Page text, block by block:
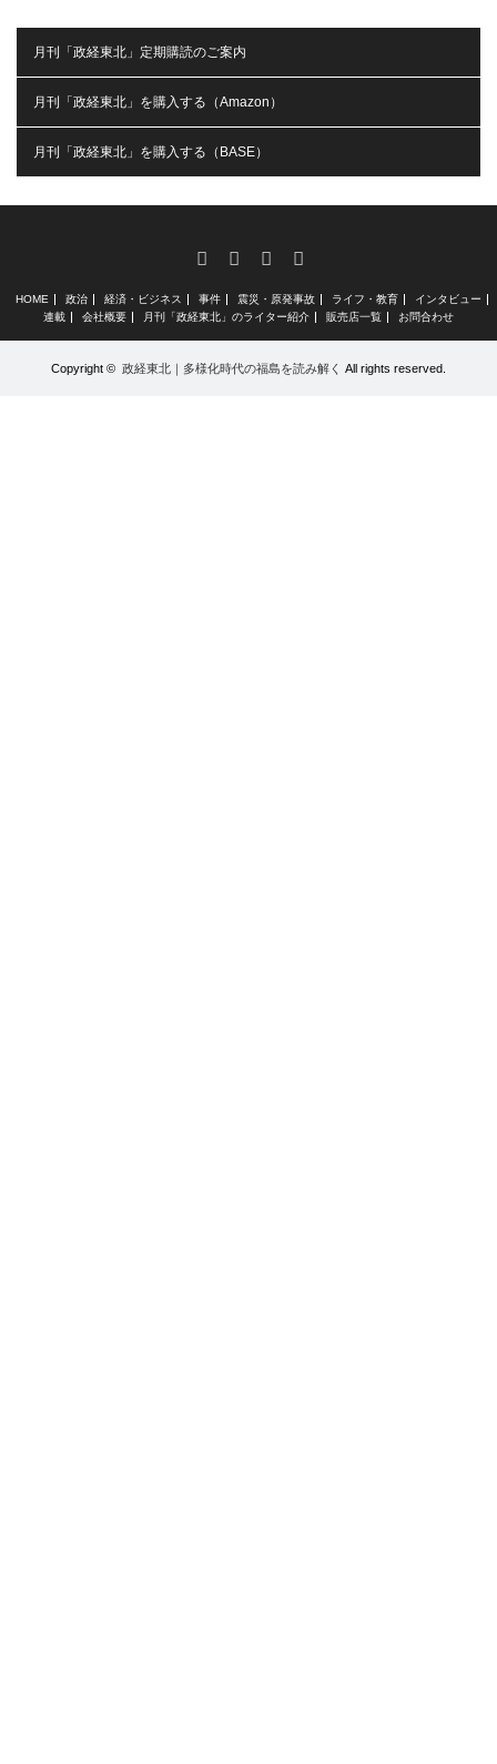
月刊「政経東北」定期購読のご案内
月刊「政経東北」を購入する（Amazon）
月刊「政経東北」を購入する（BASE）
FacebookInstagram
RSS
HOME 政治 経済・ビジネス 事件 震災・原発事故 ライフ・教育
インタビュー
連載
会社概要 月刊「政経東北」のライター紹介 販売店一覧 お問合わせ
Copyright © 政経東北｜多様化時代の福島を読み解く All rights reserved.